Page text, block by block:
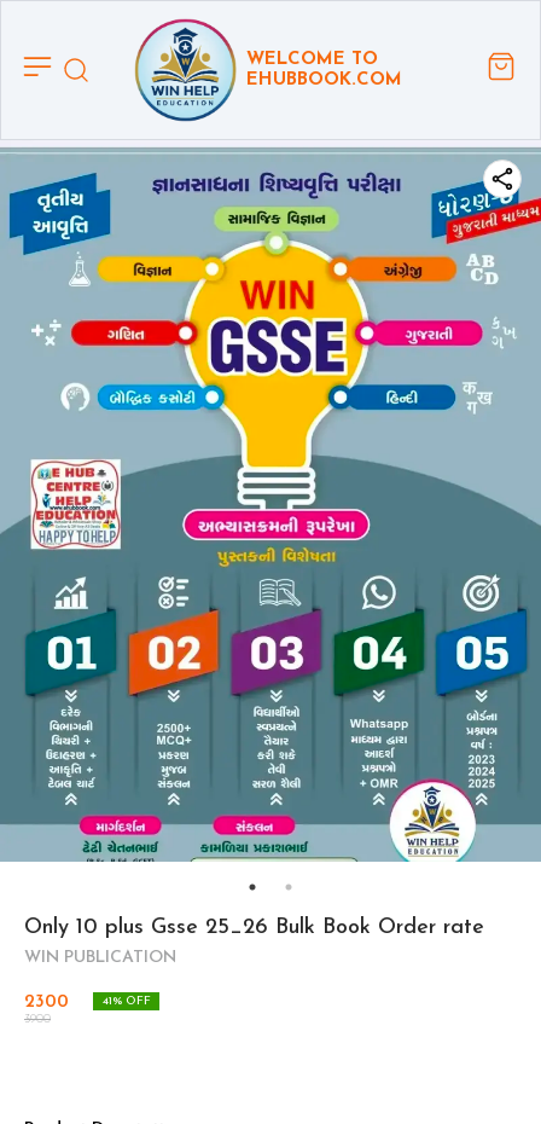
WELCOME TO
EHUBBOOK.COM
Only 10 plus Gsse 25_26 Bulk Book Order rate
WIN PUBLICATION
2300
3900
41% OFF